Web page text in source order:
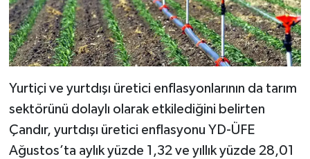
Yurtiçi ve yurtdışı üretici enflasyonlarının da tarım
sektörünü dolaylı olarak etkilediğini belirten
Çandır, yurtdışı üretici enflasyonu YD-ÜFE
Ağustos’ta aylık yüzde 1,32 ve yıllık yüzde 28,01